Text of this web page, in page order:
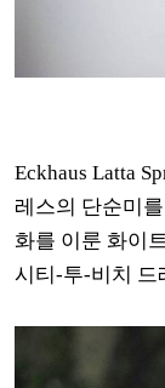
Eckhaus Latta
레스의 단순미
화를 이룬 화이
시티-투-비치 드